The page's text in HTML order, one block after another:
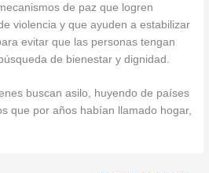
de paz que logren
violencia y que ayuden a estabilizar
evitar que las personas tengan
de bienestar y dignidad.
buscan asilo, huyendo de países
que por años habían llamado hogar,